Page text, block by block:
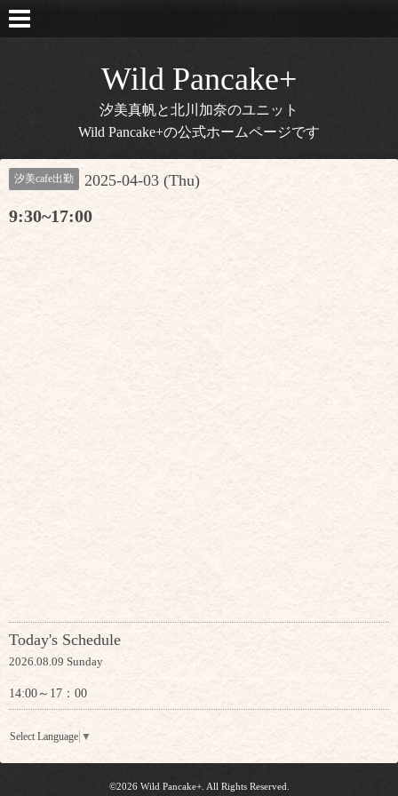
Wild Pancake+
汐美真帆と北川加奈のユニット
Wild Pancake+の公式ホームページです
汐美cafe出勤 2025-04-03 (Thu)
9:30~17:00
Today's Schedule
2026.08.09 Sunday
14:00～17：00
Select Language ▼
©2026 Wild Pancake+. All Rights Reserved.